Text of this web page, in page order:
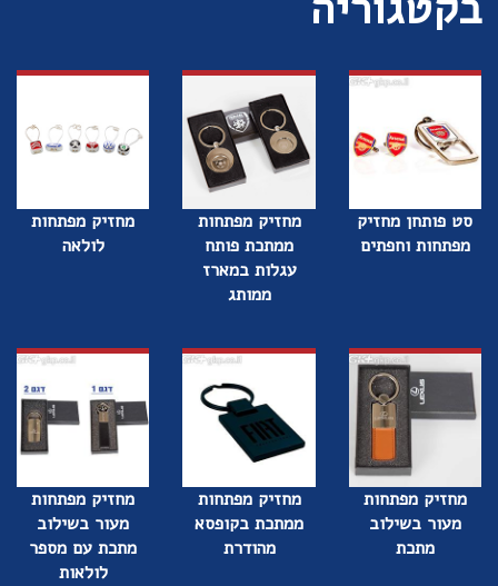
סט פותחן מחזיק
מפתחות וחפתים
מחזיק מפתחות
ממתכת פותח
עגלות במארז
ממותג
מחזיק מפתחות
לולאה
מחזיק מפתחות
מעור בשילוב
מתכת
מחזיק מפתחות
ממתכת בקופסא
מהודרת
מחזיק מפתחות
מעור בשילוב
מתכת עם מספר
לולאות